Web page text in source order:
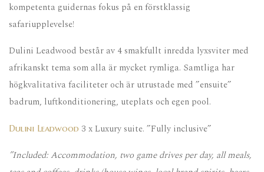
kompetenta guidernas fokus på en förstklassig
safariupplevelse!
Dulini Leadwood består av 4 smakfullt inredda lyxsviter med
afrikanskt tema som alla är mycket rymliga. Samtliga har
högkvalitativa faciliteter och är utrustade med ”ensuite”
badrum, luftkonditionering, uteplats och egen pool.
Dulini Leadwood 3 x Luxury suite. ”Fully inclusive”
”Included: Accommodation, two game drives per day, all meals,